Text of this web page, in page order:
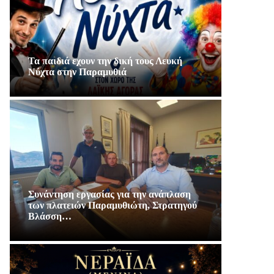
Τα παιδιά εχουν την δική τους Λευκή
Νύχτα στην Παραμυθιά
Συνάντηση εργασίας για την ανάπλαση
των πλατειών Παραμυθιώτη, Στρατηγού
Βλάσση…